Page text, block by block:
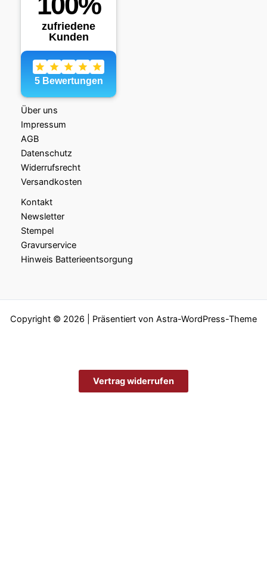
Über uns
Impressum
AGB
Datenschutz
Widerrufsrecht
Versandkosten
Kontakt
Newsletter
Stempel
Gravurservice
Hinweis Batterieentsorgung
Copyright © 2026 | Präsentiert von Astra-WordPress-Theme
Vertrag widerrufen